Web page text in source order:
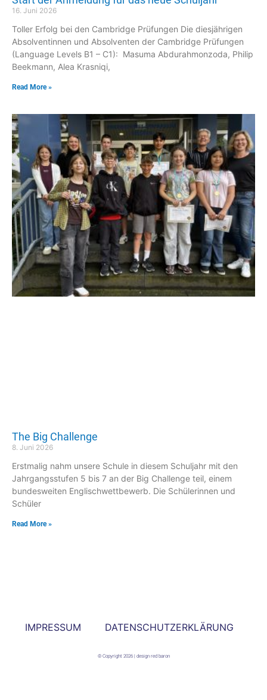
16. Juni 2026
Toller Erfolg bei den Cambridge Prüfungen Die diesjährigen
Absolventinnen und Absolventen der Cambridge Prüfungen
(Language Levels B1 – C1): Masuma Abdurahmonzoda, Philip
Beekmann, Alea Krasniqi,
Read More »
The Big Challenge
8. Juni 2026
Erstmalig nahm unsere Schule in diesem Schuljahr mit den
Jahrgangsstufen 5 bis 7 an der Big Challenge teil, einem
bundesweiten Englischwettbewerb. Die Schülerinnen und
Schüler
Read More »
IMPRESSUM DATENSCHUTZERKLÄRUNG
© Copyright 2026 | design red baron